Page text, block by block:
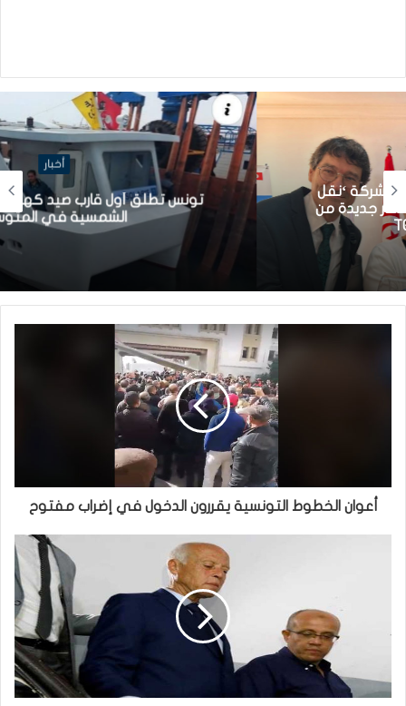
أخبار
تونس تطلق أول قارب صيد كهربائي يعمل بالطاقة
الشمسية في المتوسط
أعوان الخطوط التونسية يقررون الدخول في إضراب مفتوح